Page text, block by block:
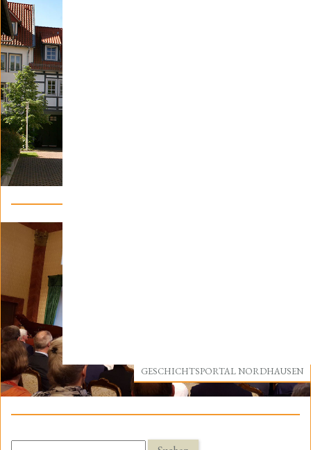
GESCHICHTSPORTAL NORDHAUSEN
Suchen